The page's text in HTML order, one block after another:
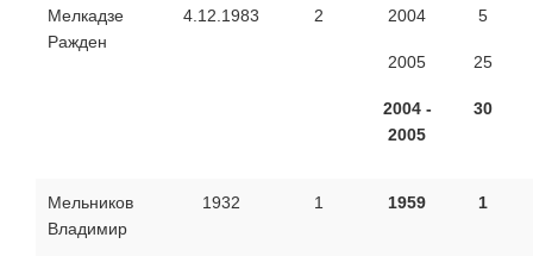
Мелкадзе
Ражден
4.12.1983 2 2004
2005
2004 -
2005
5
25
30
Мельников
Владимир
1932 1 1959 1